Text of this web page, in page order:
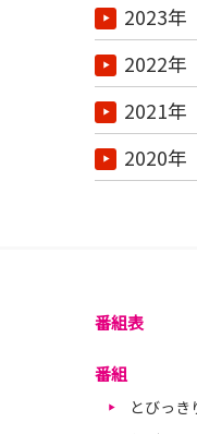
2023年
2022年
2021年
2020年
番組表
番組
とびっき